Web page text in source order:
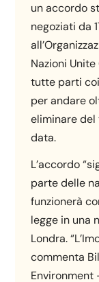
un accordo
negoziati da
Nazioni
tutte parti
per andare
eliminare
data.
L’accordo
parte delle
funzionerà
legge in una
Londra.
commenta
Environment